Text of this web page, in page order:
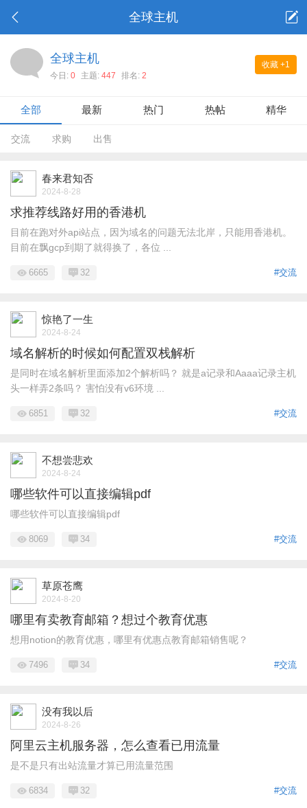
全球主机
收藏 +1
全球主机
今日: 0 主题: 447 排名: 2
全部 最新 热门 热帖 精华
交流 求购 出售
春来君知否
2024-8-28
求推荐线路好用的香港机
目前在跑对外api站点，因为域名的问题无法北岸，只能用香港机。
目前在飘gcp到期了就得换了，各位 ...
#交流
6665 32
惊艳了一生
2024-8-24
域名解析的时候如何配置双栈解析
是同时在域名解析里面添加2个解析吗？ 就是a记录和Aaaa记录主机
头一样弄2条吗？ 害怕没有v6环境 ...
#交流
6851 32
不想尝悲欢
2024-8-24
哪些软件可以直接编辑pdf
哪些软件可以直接编辑pdf
#交流
8069 34
草原苍鹰
2024-8-20
哪里有卖教育邮箱？想过个教育优惠
想用notion的教育优惠，哪里有优惠点教育邮箱销售呢？
#交流
7496 34
没有我以后
2024-8-26
阿里云主机服务器，怎么查看已用流量
是不是只有出站流量才算已用流量范围
#交流
6834 32